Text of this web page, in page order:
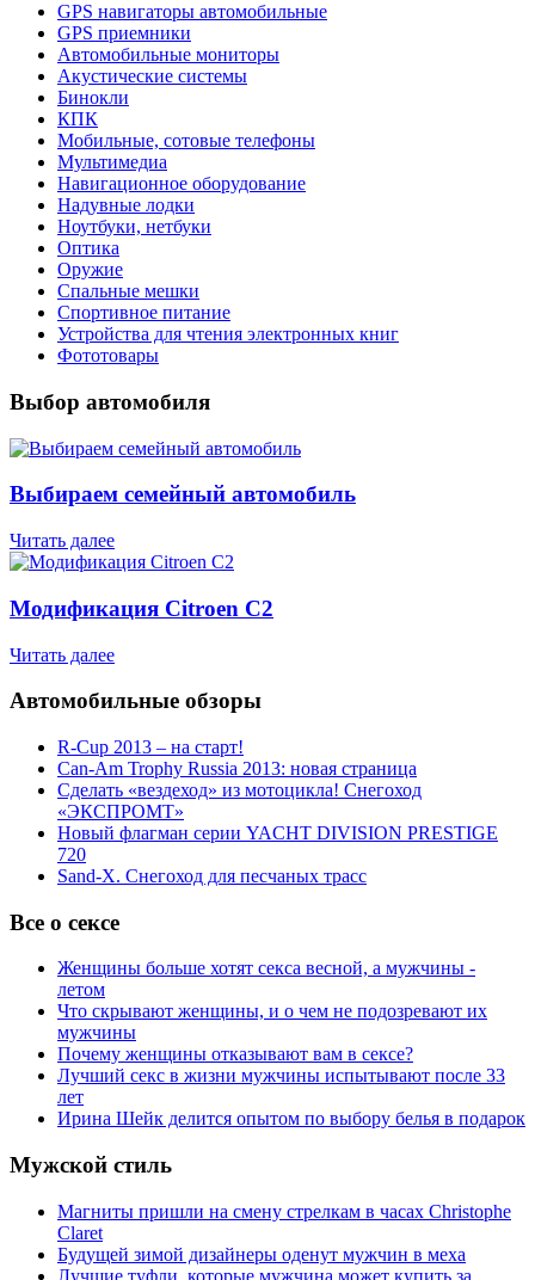
GPS навигаторы автомобильные
GPS приемники
Автомобильные мониторы
Акустические системы
Бинокли
КПК
Мобильные, сотовые телефоны
Мультимедиа
Навигационное оборудование
Надувные лодки
Ноутбуки, нетбуки
Оптика
Оружие
Спальные мешки
Спортивное питание
Устройства для чтения электронных книг
Фототовары
Выбор автомобиля
Выбираем семейный автомобиль
Читать далее
Модификация Citroen С2
Читать далее
Автомобильные обзоры
R-Cup 2013 – на старт!
Can-Am Trophy Russia 2013: новая страница
Сделать «вездеход» из мотоцикла! Снегоход
«ЭКСПРОМТ»
Новый флагман серии YACHT DIVISION PRESTIGE
720
Sand-X. Снегоход для песчаных трасс
Все о сексе
Женщины больше хотят секса весной, а мужчины -
летом
Что скрывают женщины, и о чем не подозревают их
мужчины
Почему женщины отказывают вам в сексе?
Лучший секс в жизни мужчины испытывают после 33
лет
Ирина Шейк делится опытом по выбору белья в подарок
Мужской стиль
Магниты пришли на смену стрелкам в часах Christophe
Claret
Будущей зимой дизайнеры оденут мужчин в меха
Лучшие туфли, которые мужчина может купить за